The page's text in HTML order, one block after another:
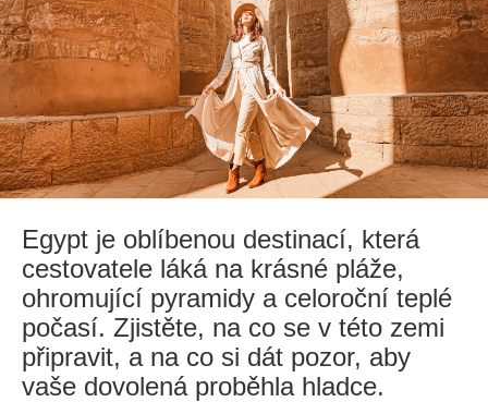
Egypt je oblíbenou destinací, která
cestovatele láká na krásné pláže,
ohromující pyramidy a celoroční teplé
počasí. Zjistěte, na co se v této zemi
připravit, a na co si dát pozor, aby
vaše dovolená proběhla hladce.